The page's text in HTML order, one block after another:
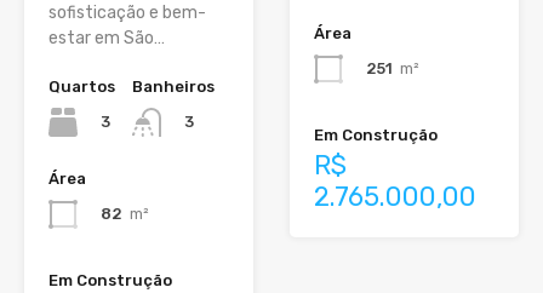
sofisticação e bem-
estar em São…
Quartos
3
Banheiros
3
Área
82 m²
Em Construção
Área
251 m²
Em Construção
R$
2.765.000,00